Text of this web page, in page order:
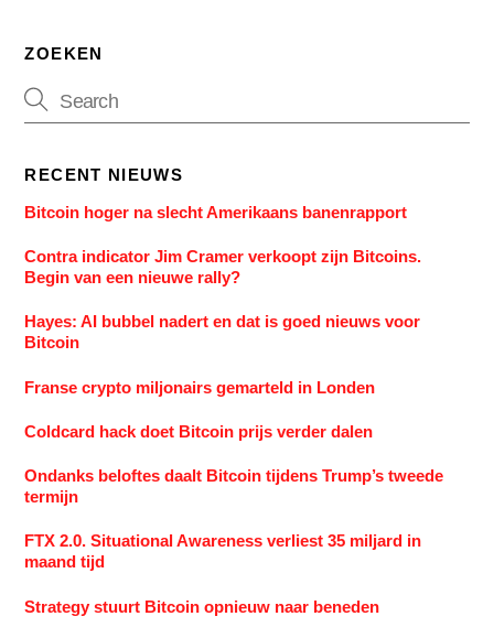
ZOEKEN
RECENT NIEUWS
Bitcoin hoger na slecht Amerikaans banenrapport
Contra indicator Jim Cramer verkoopt zijn Bitcoins.
Begin van een nieuwe rally?
Hayes: AI bubbel nadert en dat is goed nieuws voor
Bitcoin
Franse crypto miljonairs gemarteld in Londen
Coldcard hack doet Bitcoin prijs verder dalen
Ondanks beloftes daalt Bitcoin tijdens Trump’s tweede
termijn
FTX 2.0. Situational Awareness verliest 35 miljard in
maand tijd
Strategy stuurt Bitcoin opnieuw naar beneden